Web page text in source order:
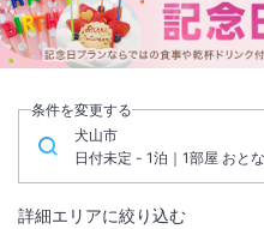
条件を変更する
犬山市
日付未定 - 1泊｜1部屋 おと
詳細エリアに絞り込む